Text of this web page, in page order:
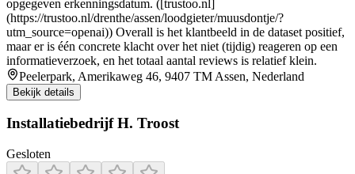
opgegeven erkenningsdatum. ([trustoo.nl]
(https://trustoo.nl/drenthe/assen/loodgieter/muusdontje/?
utm_source=openai)) Overall is het klantbeeld in de dataset positief,
maar er is één concrete klacht over het niet (tijdig) reageren op een
informatieverzoek, en het totaal aantal reviews is relatief klein.
Peelerpark, Amerikaweg 46, 9407 TM Assen, Nederland
Bekijk details
Installatiebedrijf H. Troost
Gesloten